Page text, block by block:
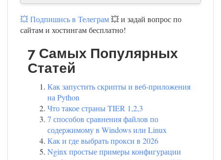
💥 Подпишись в Телеграм💥 и задай вопрос по
сайтам и хостингам бесплатно!
7 Самых Популярных
Статей
Как запустить скрипты и веб-приложения
на Python
Что такое страны TIER 1,2,3
7 способов сравнения файлов по
содержимому в Windows или Linux
Как и где выбрать прокси в 2026
Nginx простые примеры конфигурации